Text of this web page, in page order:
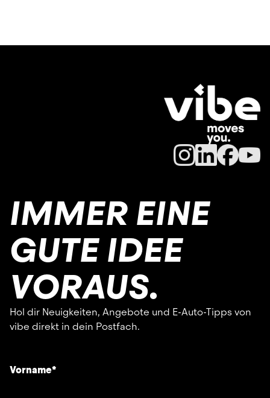
IMMER EINE
GUTE IDEE
VORAUS.
Hol dir Neuigkeiten, Angebote und E-Auto-Tipps von
vibe direkt in dein Postfach.
Vorname*